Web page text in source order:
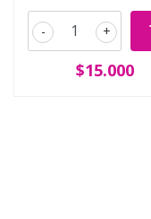
+
-
$15.000